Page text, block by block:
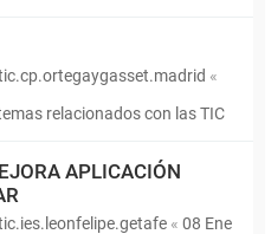
«
relacionados con las TIC
APLICACIÓN
« 08 Ene